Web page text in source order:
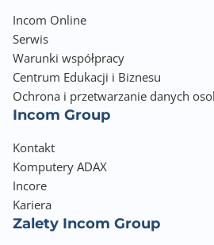
Incom Online
Serwis
Warunki współpracy
Centrum Edukacji i Biznesu
Ochrona i przetwarzanie danych
Incom Group
Kontakt
Komputery ADAX
Incore
Kariera
Zalety Incom Group